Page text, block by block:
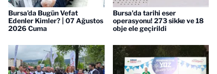
Bursa’da Bugün Vefat
Edenler Kimler? | 07 Ağustos
2026 Cuma
Bursa'da tarihi eser
operasyonu! 273 sikke ve 18
obje ele geçirildi